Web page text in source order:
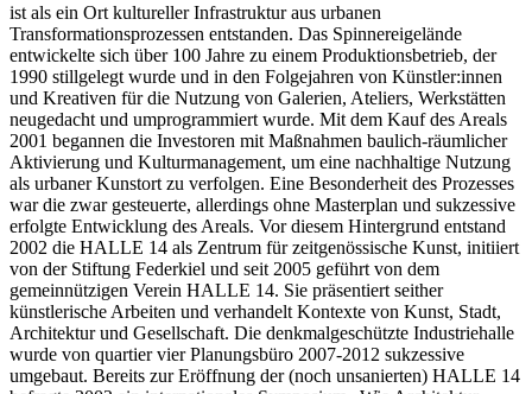
ist als ein Ort kultureller Infrastruktur aus urbanen
Transformationsprozessen entstanden. Das Spinnereigelände
entwickelte sich über 100 Jahre zu einem Produktionsbetrieb, der
1990 stillgelegt wurde und in den Folgejahren von Künstler:innen
und Kreativen für die Nutzung von Galerien, Ateliers, Werkstätten
neugedacht und umprogrammiert wurde. Mit dem Kauf des Areals
2001 begannen die Investoren mit Maßnahmen baulich-räumlicher
Aktivierung und Kulturmanagement, um eine nachhaltige Nutzung
als urbaner Kunstort zu verfolgen. Eine Besonderheit des Prozesses
war die zwar gesteuerte, allerdings ohne Masterplan und sukzessive
erfolgte Entwicklung des Areals. Vor diesem Hintergrund entstand
2002 die HALLE 14 als Zentrum für zeitgenössische Kunst, initiiert
von der Stiftung Federkiel und seit 2005 geführt von dem
gemeinnützigen Verein HALLE 14. Sie präsentiert seither
künstlerische Arbeiten und verhandelt Kontexte von Kunst, Stadt,
Architektur und Gesellschaft. Die denkmalgeschützte Industriehalle
wurde von quartier vier Planungsbüro 2007-2012 sukzessive
umgebaut. Bereits zur Eröffnung der (noch unsanierten) HALLE 14